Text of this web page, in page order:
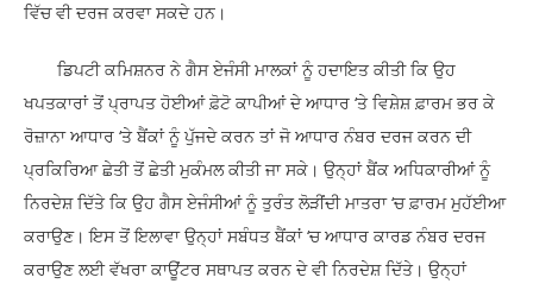
ਵਿੱਚ ਵੀ ਦਰਜ ਕਰਵਾ ਸਕਦੇ ਹਨ।
ਡਿਪਟੀ ਕਮਿਸ਼ਨਰ ਨੇ ਗੈਸ ਏਜੰਸੀ ਮਾਲਕਾਂ ਨੂੰ ਹਦਾਇਤ ਕੀਤੀ ਕਿ ਉਹ
ਖਪਤਕਾਰਾਂ ਤੋਂ ਪ੍ਰਾਪਤ ਹੋਈਆਂ ਫ਼ੋਟੋ ਕਾਪੀਆਂ ਦੇ ਆਧਾਰ ‘ਤੇ ਵਿਸ਼ੇਸ਼ ਫ਼ਾਰਮ ਭਰ ਕੇ
ਰੋਜ਼ਾਨਾ ਆਧਾਰ ‘ਤੇ ਬੈਂਕਾਂ ਨੂੰ ਪੁੱਜਦੇ ਕਰਨ ਤਾਂ ਜੋ ਆਧਾਰ ਨੰਬਰ ਦਰਜ ਕਰਨ ਦੀ
ਪ੍ਰਕਿਰਿਆ ਛੇਤੀ ਤੋਂ ਛੇਤੀ ਮੁਕੰਮਲ ਕੀਤੀ ਜਾ ਸਕੇ। ਉਨ੍ਹਾਂ ਬੈਂਕ ਅਧਿਕਾਰੀਆਂ ਨੂੰ
ਨਿਰਦੇਸ਼ ਦਿੱਤੇ ਕਿ ਉਹ ਗੈਸ ਏਜੰਸੀਆਂ ਨੂੰ ਤੁਰੰਤ ਲੋੜੀਂਦੀ ਮਾਤਰਾ ‘ਚ ਫ਼ਾਰਮ ਮੁਹੱਈਆ
ਕਰਾਉਣ। ਇਸ ਤੋਂ ਇਲਾਵਾ ਉਨ੍ਹਾਂ ਸਬੰਧਤ ਬੈਂਕਾਂ ‘ਚ ਆਧਾਰ ਕਾਰਡ ਨੰਬਰ ਦਰਜ
ਕਰਾਉਣ ਲਈ ਵੱਖਰਾ ਕਾਊਂਟਰ ਸਥਾਪਤ ਕਰਨ ਦੇ ਵੀ ਨਿਰਦੇਸ਼ ਦਿੱਤੇ। ਉਨ੍ਹਾਂ